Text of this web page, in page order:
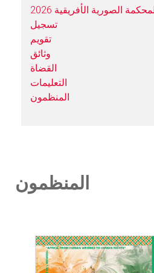
الصورية الأفريقية 2026
تسجيل
تقويم
وثائق
القضاة
التعليمات
المنظمون
المنظمون